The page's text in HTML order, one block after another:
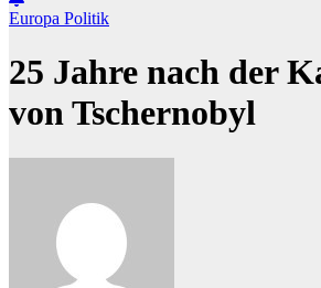
Europa Politik
25 Jahre nach der
von Tschernobyl